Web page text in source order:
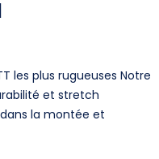
les plus rugueuses Notre
et stretch
la montée et